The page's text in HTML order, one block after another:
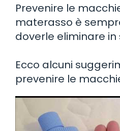
Prevenire le
materasso è
doverle eliminare in
Ecco alcuni
prevenire le